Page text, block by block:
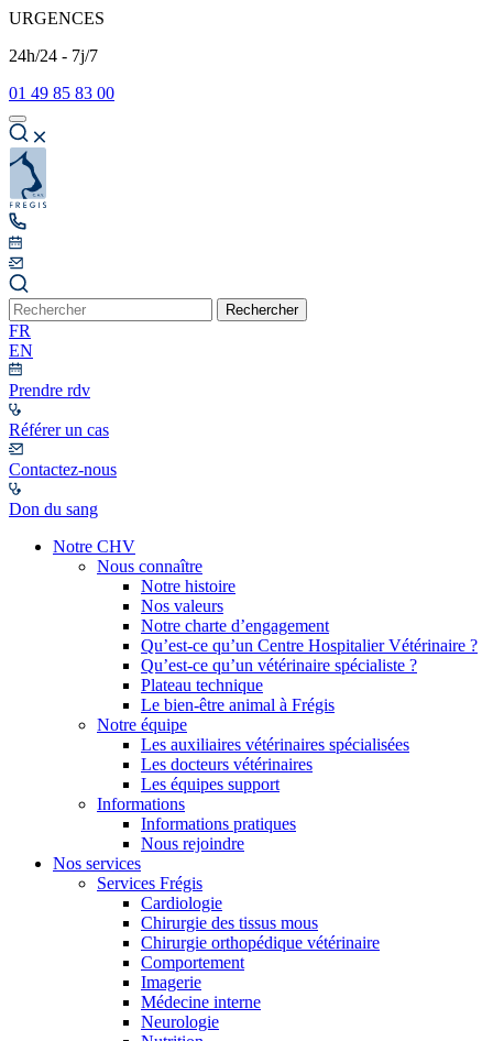
URGENCES
24h/24 - 7j/7
01 49 85 83 00
Rechercher
FR
EN
Prendre rdv
Référer un cas
Contactez-nous
Don du sang
Notre CHV
Nous connaître
Notre histoire
Nos valeurs
Notre charte d’engagement
Qu’est-ce qu’un Centre Hospitalier Vétérinaire ?
Qu’est-ce qu’un vétérinaire spécialiste ?
Plateau technique
Le bien-être animal à Frégis
Notre équipe
Les auxiliaires vétérinaires spécialisées
Les docteurs vétérinaires
Les équipes support
Informations
Informations pratiques
Nous rejoindre
Nos services
Services Frégis
Cardiologie
Chirurgie des tissus mous
Chirurgie orthopédique vétérinaire
Comportement
Imagerie
Médecine interne
Neurologie